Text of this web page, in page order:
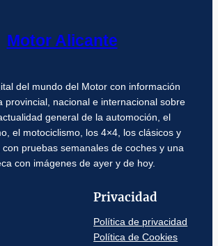
Motor Alicante
del mundo del Motor con información
provincial, nacional e internacional sobre
general de la automoción, el
el motociclismo, los 4×4, los clásicos y
con pruebas semanales de coches y una
con imágenes de ayer y de hoy.
Privacidad
Política de privacidad
Política de Cookies